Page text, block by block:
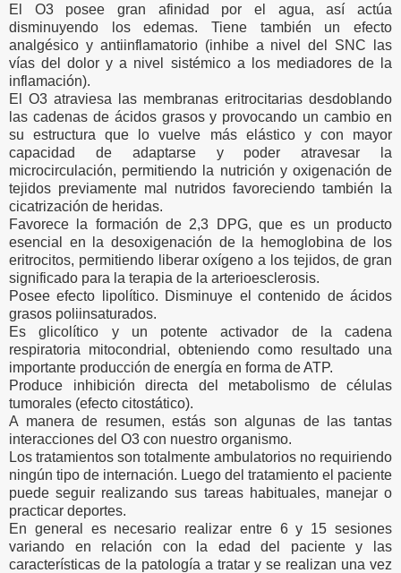
El O3 posee gran afinidad por el agua, así actúa
disminuyendo los edemas. Tiene también un efecto
analgésico y antiinflamatorio (inhibe a nivel del SNC las
vías del dolor y a nivel sistémico a los mediadores de la
inflamación).
El O3 atraviesa las membranas eritrocitarias desdoblando
las cadenas de ácidos grasos y provocando un cambio en
su estructura que lo vuelve más elástico y con mayor
capacidad de adaptarse y poder atravesar la
microcirculación, permitiendo la nutrición y oxigenación de
tejidos previamente mal nutridos favoreciendo también la
cicatrización de heridas.
Favorece la formación de 2,3 DPG, que es un producto
esencial en la desoxigenación de la hemoglobina de los
eritrocitos, permitiendo liberar oxígeno a los tejidos, de gran
significado para la terapia de la arterioesclerosis.
Posee efecto lipolítico. Disminuye el contenido de ácidos
grasos poliinsaturados.
Es glicolítico y un potente activador de la cadena
respiratoria mitocondrial, obteniendo como resultado una
importante producción de energía en forma de ATP.
Produce inhibición directa del metabolismo de células
tumorales (efecto citostático).
A manera de resumen, estás son algunas de las tantas
interacciones del O3 con nuestro organismo.
Los tratamientos son totalmente ambulatorios no requiriendo
ningún tipo de internación. Luego del tratamiento el paciente
puede seguir realizando sus tareas habituales, manejar o
practicar deportes.
En general es necesario realizar entre 6 y 15 sesiones
variando en relación con la edad del paciente y las
características de la patología a tratar y se realizan una vez